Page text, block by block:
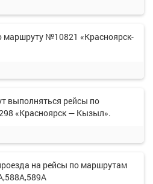
маршруту №10821 «Красноярск-
выполняться рейсы по
«Красноярск — Кызыл».
на рейсы по маршрутам